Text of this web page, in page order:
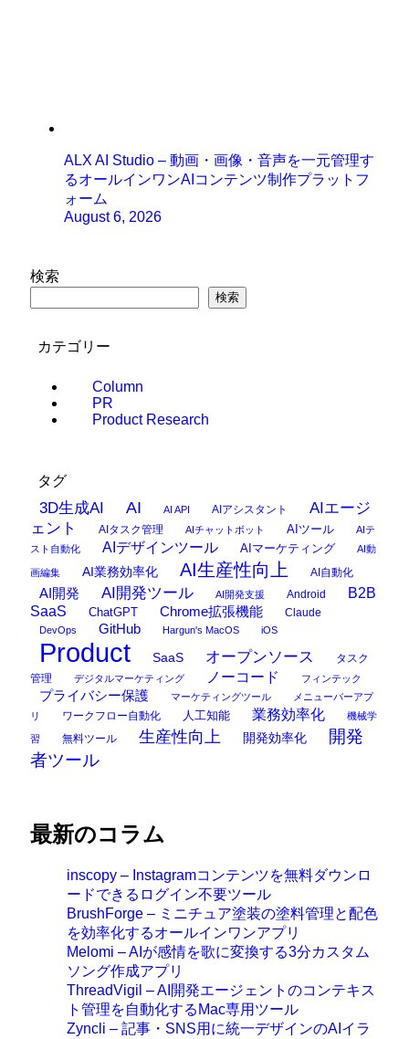
ALX AI Studio – 動画・画像・音声を一元管理す
るオールインワンAIコンテンツ制作プラットフ
ォーム
August 6, 2026
検索
検索
カテゴリー
Column
PR
Product Research
タグ
3D生成AI AI AI API AIアシスタント
AIエージ
ェント
AIタスク管理 AIチャットボット AIツール
AIテ
スト自動化
AIデザインツール AIマーケティング AI動
画編集 AI業務効率化 AI生産性向上 AI自動化
AI開発 AI開発ツール AI開発支援 Android
B2B
SaaS
ChatGPT Chrome拡張機能 Claude
DevOps GitHub Hargun's MacOS iOS
Product SaaS オープンソース
タスク
管理
デジタルマーケティング ノーコード フィンテック
プライバシー保護 マーケティングツール
メニューバーアプ
リ
ワークフロー自動化 人工知能 業務効率化 機械学
習 無料ツール 生産性向上 開発効率化
開発
者ツール
最新のコラム
inscopy – Instagramコンテンツを無料ダウンロ
ードできるログイン不要ツール
BrushForge – ミニチュア塗装の塗料管理と配色
を効率化するオールインワンアプリ
Melomi – AIが感情を歌に変換する3分カスタム
ソング作成アプリ
ThreadVigil – AI開発エージェントのコンテキス
ト管理を自動化するMac専用ツール
Zyncli – 記事・SNS用に統一デザインのAIイラ